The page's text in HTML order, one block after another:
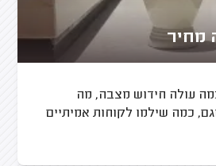
מחיר
עולה חידוש מצבה, מה
כמה שילמו לקוחות אמיתיים